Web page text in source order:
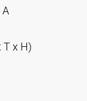
A
T x H)